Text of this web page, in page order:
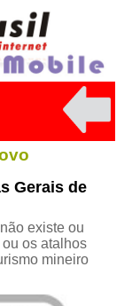
Gerais de
existe ou
os atalhos
mineiro